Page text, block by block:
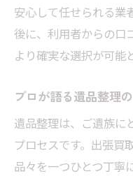
安心して任せられる業
後に、利用者からの口
より確実な選択が可能
プロが語る遺品整理
遺品整理は、ご遺族に
プロセスです。出張買
品々を一つひとつ丁寧